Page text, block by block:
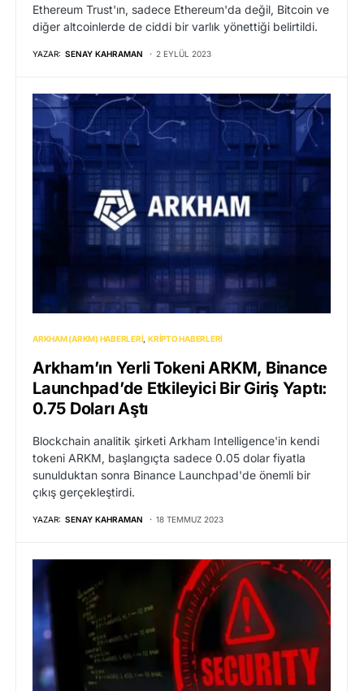
Ethereum Trust'ın, sadece Ethereum'da değil, Bitcoin ve
diğer altcoinlerde de ciddi bir varlık yönettiği belirtildi.
YAZAR: SENAY KAHRAMAN 2 EYLÜL 2023
ARKHAM (ARKM) HABERLERI KRIPTO HABERLERI
Arkham’ın Yerli Tokeni ARKM, Binance
Launchpad’de Etkileyici Bir Giriş Yaptı:
0.75 Doları Aştı
Blockchain analitik şirketi Arkham Intelligence'in kendi
tokeni ARKM, başlangıçta sadece 0.05 dolar fiyatla
sunulduktan sonra Binance Launchpad'de önemli bir
çıkış gerçekleştirdi.
YAZAR: SENAY KAHRAMAN 18 TEMMUZ 2023